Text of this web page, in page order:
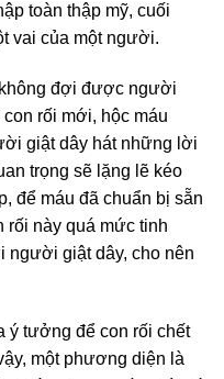
toàn thập mỹ, cuối
vai của một người.
đợi được người
rối mới, hộc máu
giật dây hát những lời
trọng sẽ lặng lẽ kéo
để máu đã chuẩn bị sẵn
rối này quá mức tinh
người giật dây, cho nên
ý tưởng để con rối chết
một phương diện là